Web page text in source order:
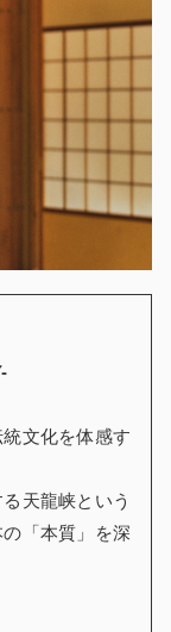
文化を体感す
天龍峡という
「本質」を深